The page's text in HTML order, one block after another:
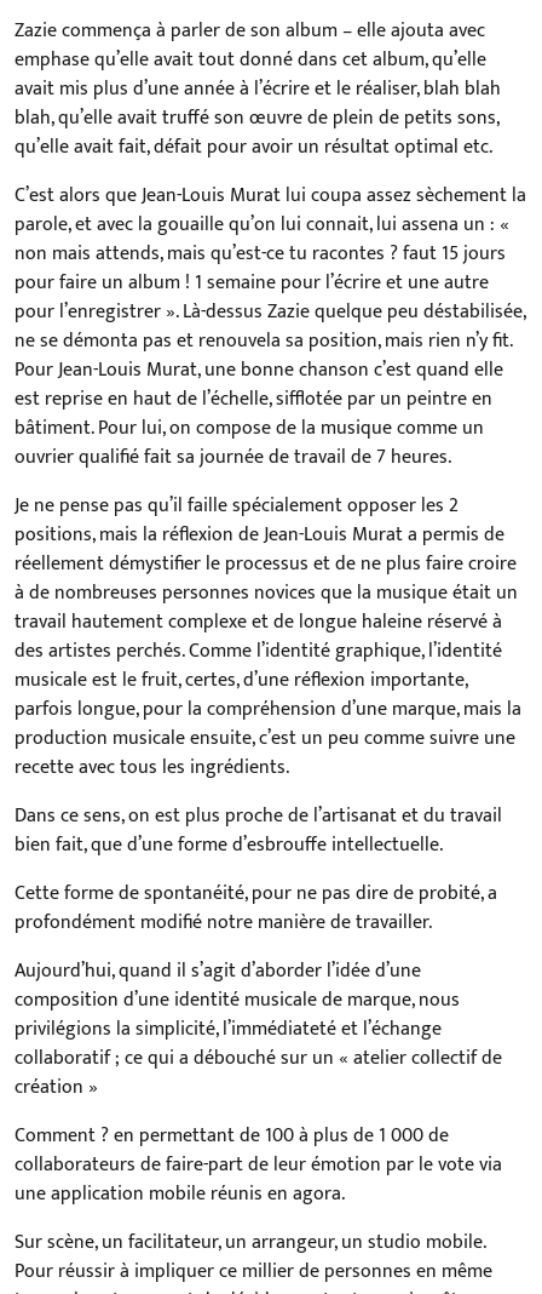
Zazie commença à parler de son album – elle ajouta avec
emphase qu’elle avait tout donné dans cet album, qu’elle
avait mis plus d’une année à l’écrire et le réaliser, blah blah
blah, qu’elle avait truffé son œuvre de plein de petits sons,
qu’elle avait fait, défait pour avoir un résultat optimal etc.
C’est alors que Jean-Louis Murat lui coupa assez sèchement la
parole, et avec la gouaille qu’on lui connait, lui assena un : «
non mais attends, mais qu’est-ce tu racontes ? faut 15 jours
pour faire un album ! 1 semaine pour l’écrire et une autre
pour l’enregistrer ». Là-dessus Zazie quelque peu déstabilisée,
ne se démonta pas et renouvela sa position, mais rien n’y fit.
Pour Jean-Louis Murat, une bonne chanson c’est quand elle
est reprise en haut de l’échelle, sifflotée par un peintre en
bâtiment. Pour lui, on compose de la musique comme un
ouvrier qualifié fait sa journée de travail de 7 heures.
Je ne pense pas qu’il faille spécialement opposer les 2
positions, mais la réflexion de Jean-Louis Murat a permis de
réellement démystifier le processus et de ne plus faire croire
à de nombreuses personnes novices que la musique était un
travail hautement complexe et de longue haleine réservé à
des artistes perchés. Comme l’identité graphique, l’identité
musicale est le fruit, certes, d’une réflexion importante,
parfois longue, pour la compréhension d’une marque, mais la
production musicale ensuite, c’est un peu comme suivre une
recette avec tous les ingrédients.
Dans ce sens, on est plus proche de l’artisanat et du travail
bien fait, que d’une forme d’esbrouffe intellectuelle.
Cette forme de spontanéité, pour ne pas dire de probité, a
profondément modifié notre manière de travailler.
Aujourd’hui, quand il s’agit d’aborder l’idée d’une
composition d’une identité musicale de marque, nous
privilégions la simplicité, l’immédiateté et l’échange
collaboratif ; ce qui a débouché sur un « atelier collectif de
création »
Comment ? en permettant de 100 à plus de 1 000 de
collaborateurs de faire-part de leur émotion par le vote via
une application mobile réunis en agora.
Sur scène, un facilitateur, un arrangeur, un studio mobile.
Pour réussir à impliquer ce millier de personnes en même